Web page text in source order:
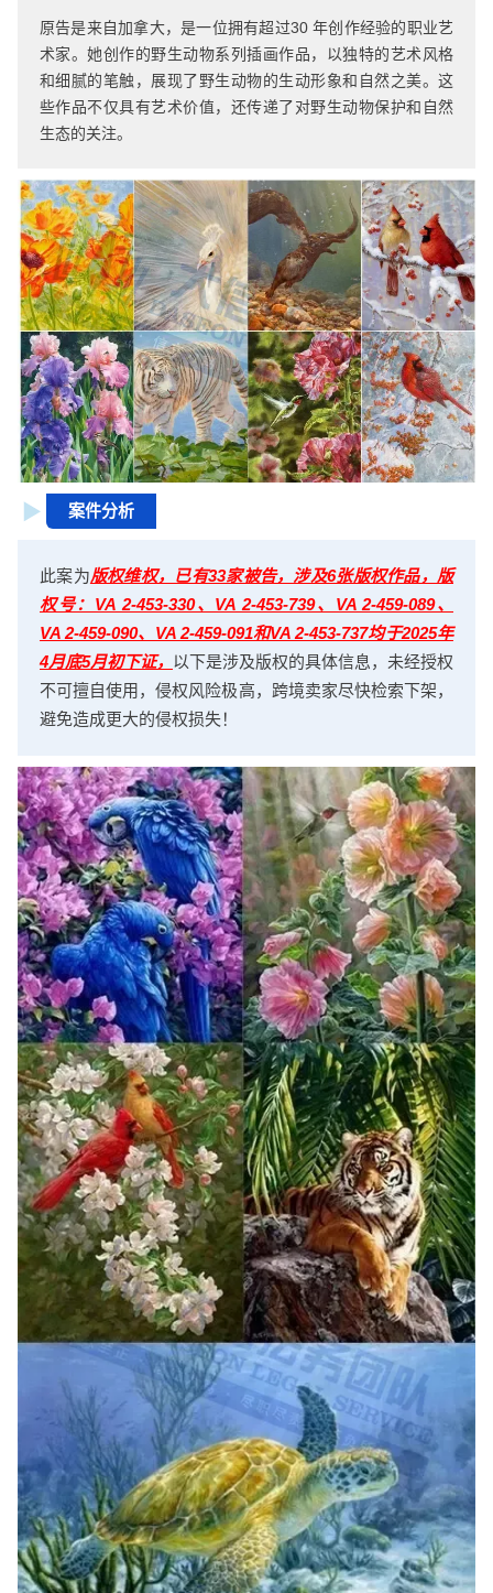
原告是来自加拿大，是一位拥有超过30 年创作经验的职业艺
术家。她创作的野生动物系列插画作品，以独特的艺术风格
和细腻的笔触，展现了野生动物的生动形象和自然之美。这
些作品不仅具有艺术价值，还传递了对野生动物保护和自然
生态的关注。
案件分析
此案为版权维权，已有33家被告，涉及6张版权作品，版
权号：VA 2-453-330、VA 2-453-739、VA 2-459-089、
VA 2-459-090、VA 2-459-091和VA 2-453-737均于2025年
4月底5月初下证， 以下是涉及版权的具体信息，未经授权
不可擅自使用，侵权风险极高，跨境卖家尽快检索下架，
避免造成更大的侵权损失！